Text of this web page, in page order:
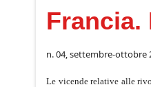
Francia.
n. 04, settembre-ottobre
Le vicende relative alle